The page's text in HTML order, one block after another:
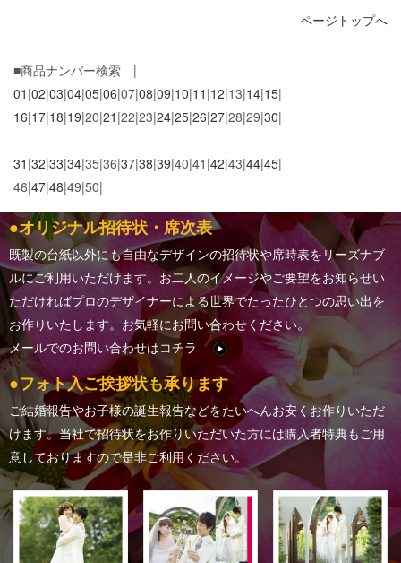
ページトップへ
■商品ナンバー検索 |
01 |02|03|04|05|06|07|08|09|10|11 |12|13|14|15|
16|17|18|19|20|21 |22|23|24|25|26|27|28|29|30|
31 |32|33|34|35|36|37|38|39|40|41|42|43|44|45|
46|47|48|49|50|
●オリジナル招待状・席次表
既製の台紙以外にも自由なデザインの招待状や席時表をリーズナブ
ルにご利用いただけます。お二人のイメージやご要望をお知らせい
ただければプロのデザイナーによる世界でたったひとつの思い出を
お作りいたします。お気軽にお問い合わせください。
メールでのお問い合わせはコチラ
●フォト入ご挨拶状も承ります
ご結婚報告やお子様の誕生報告などをたいへんお安くお作りいただ
けます。当社で招待状をお作りいただいた方には購入者特典もご用
意しておりますので是非ご利用ください。